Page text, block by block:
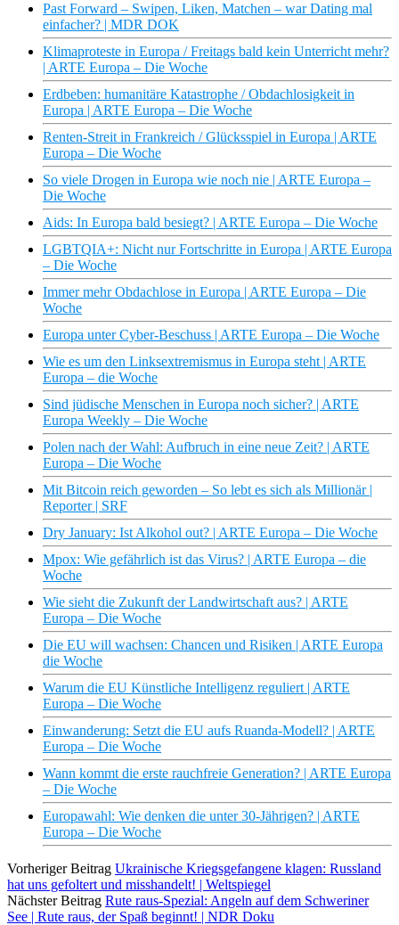
Past Forward – Swipen, Liken, Matchen – war Dating mal
einfacher? | MDR DOK
Klimaproteste in Europa / Freitags bald kein Unterricht mehr?
| ARTE Europa – Die Woche
Erdbeben: humanitäre Katastrophe / Obdachlosigkeit in
Europa | ARTE Europa – Die Woche
Renten-Streit in Frankreich / Glücksspiel in Europa | ARTE
Europa – Die Woche
So viele Drogen in Europa wie noch nie | ARTE Europa –
Die Woche
Aids: In Europa bald besiegt? | ARTE Europa – Die Woche
LGBTQIA+: Nicht nur Fortschritte in Europa | ARTE Europa
– Die Woche
Immer mehr Obdachlose in Europa | ARTE Europa – Die
Woche
Europa unter Cyber-Beschuss | ARTE Europa – Die Woche
Wie es um den Linksextremismus in Europa steht | ARTE
Europa – die Woche
Sind jüdische Menschen in Europa noch sicher? | ARTE
Europa Weekly – Die Woche
Polen nach der Wahl: Aufbruch in eine neue Zeit? | ARTE
Europa – Die Woche
Mit Bitcoin reich geworden – So lebt es sich als Millionär |
Reporter | SRF
Dry January: Ist Alkohol out? | ARTE Europa – Die Woche
Mpox: Wie gefährlich ist das Virus? | ARTE Europa – die
Woche
Wie sieht die Zukunft der Landwirtschaft aus? | ARTE
Europa – Die Woche
Die EU will wachsen: Chancen und Risiken | ARTE Europa
die Woche
Warum die EU Künstliche Intelligenz reguliert | ARTE
Europa – Die Woche
Einwanderung: Setzt die EU aufs Ruanda-Modell? | ARTE
Europa – Die Woche
Wann kommt die erste rauchfreie Generation? | ARTE Europa
– Die Woche
Europawahl: Wie denken die unter 30-Jährigen? | ARTE
Europa – Die Woche
Vorheriger Beitrag Ukrainische Kriegsgefangene klagen: Russland
hat uns gefoltert und misshandelt! | Weltspiegel
Nächster Beitrag Rute raus-Spezial: Angeln auf dem Schweriner
See | Rute raus, der Spaß beginnt! | NDR Doku